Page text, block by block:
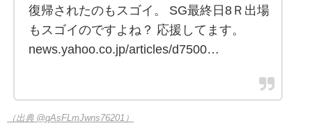
復帰されたのもスゴイ。 SG最終日8Ｒ出場
もスゴイのですよね？ 応援してます。
news.yahoo.co.jp/articles/d7500…
（出典 @qAsFLmJwns76201）